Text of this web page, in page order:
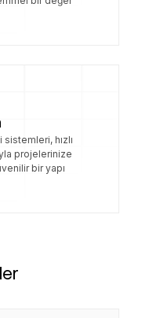
hızlı
projelerinize
bir yapı